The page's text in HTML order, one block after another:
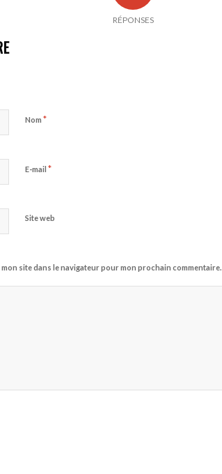
RÉPONSES
Nom *
E-mail *
Site web
site dans le navigateur pour mon prochain commentaire.